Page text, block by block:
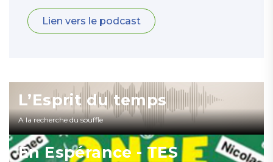
Lien vers le podcast
L’Esprit du temps
A la recherche du souffle
En Espérance - TES